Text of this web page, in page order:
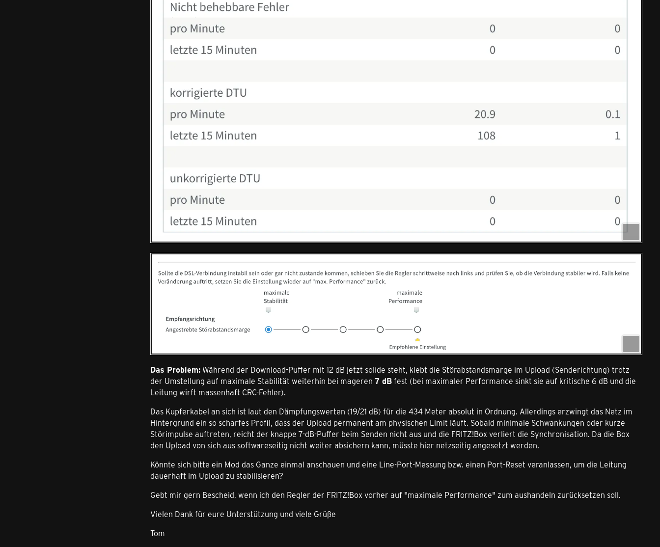
Das Problem: Während der Download-Puffer mit 12 dB jetzt solide steht, klebt die Störabstandsmarge im Upload (Senderichtung) trotz
der Umstellung auf maximale Stabilität weiterhin bei mageren 7 dBfest (bei maximaler Performance sinkt sie auf kritische 6 dB und die
Leitung wirft massenhaft CRC-Fehler).
Das Kupferkabel an sich ist laut den Dämpfungswerten (19/21 dB) für die 434 Meter absolut in Ordnung. Allerdings erzwingt das Netz im
Hintergrund ein so scharfes Profil, dass der Upload permanent am physischen Limit läuft. Sobald minimale Schwankungen oder kurze
Störimpulse auftreten, reicht der knappe 7-dB-Puffer beim Senden nicht aus und die FRITZ!Box verliert die Synchronisation. Da die Box
den Upload von sich aus softwareseitig nicht weiter absichern kann, müsste hier netzseitig angesetzt werden.
Könnte sich bitte ein Mod das Ganze einmal anschauen und eine Line-Port-Messung bzw. einen Port-Reset veranlassen, um die Leitung
dauerhaft im Upload zu stabilisieren?
Gebt mir gern Bescheid, wenn ich den Regler der FRITZ!Box vorher auf "maximale Performance" zum aushandeln zurücksetzen soll.
Vielen Dank für eure Unterstützung und viele Grüße
Tom